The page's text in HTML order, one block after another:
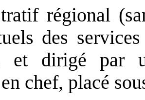
régional
des
et dirigé par
chef, placé